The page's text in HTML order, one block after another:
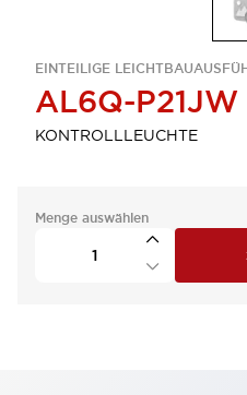
EINTEILIGE
AL6Q-P21JW
KONTROLLLEUCHTE
Menge auswählen